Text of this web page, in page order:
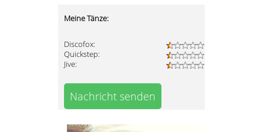
Meine Tänze:
Discofox:
Quickstep:
Jive:
Nachricht senden